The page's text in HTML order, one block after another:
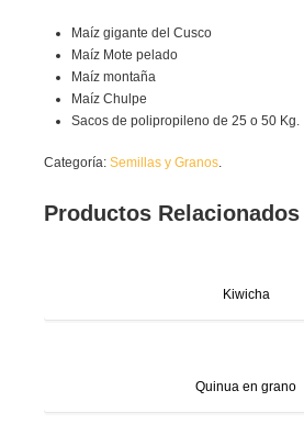
Maíz gigante del Cusco
Maíz Mote pelado
Maíz montaña
Maíz Chulpe
Sacos de polipropileno de 25 o 50 Kg.
Categoría: Semillas y Granos.
Productos Relacionados
Kiwicha
Quinua en grano